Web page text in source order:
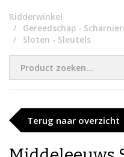
Ridderwinkel
Gereedschap -
Sloten - Sleutels
Terug naar overzicht